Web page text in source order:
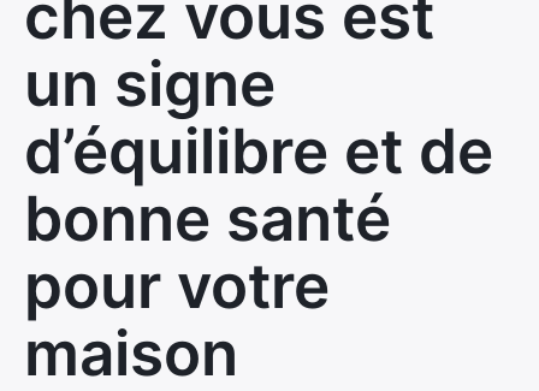
chez vous est
un signe
d’équilibre et de
bonne santé
pour votre
maison